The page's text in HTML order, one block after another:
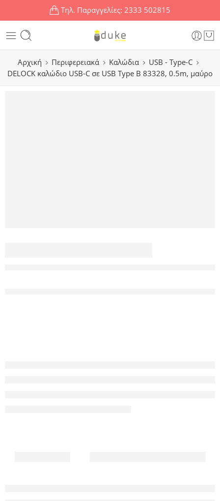
Τηλ. Παραγγελίες: 2333 502815
Αρχική Περιφερειακά Καλώδια
USB - Type-C
DELOCK καλώδιο USB-C σε USB Type B 83328, 0.5m, μαύρο